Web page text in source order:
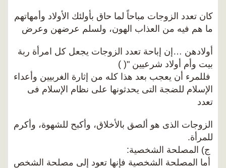
كان تعدد الزوجات مباحاً لما حاق بأولئك الأولاد وأمهاتهم
ما هم فيه من العذاب الهون، ولسلم عرضهن وعرض
أولادهن …إن إباحة تعدد الزوجات يجعل كل امرأة ربة
بيت وأم أولاد شرعيين "( )
فللمرء أن يعجب بعد هذا كله من إثارة الغربيين وأعداء
الإسلام للضجة التى يحدثونها على نظام الإسلام فى
تعدد
الزوجات الذى هو ألصق بالأخلاق، وأكبح للشهوة، وأكرم
للمرأة.
ج) المصلحة الشخصية:
أما المصلحة الشخصية فإنها تعود إلى مصلحة الشخص